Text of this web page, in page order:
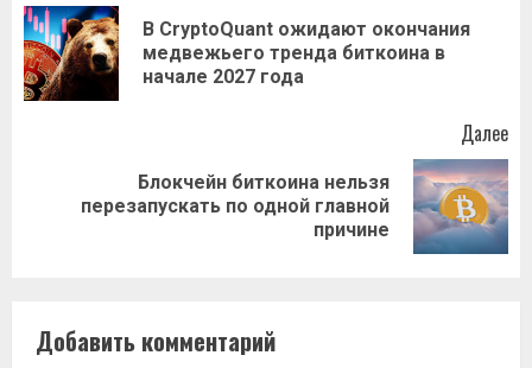
записи
В CryptoQuant ожидают окончания
медвежьего тренда биткоина в
начале 2027 года
Далее
Следующая
Блокчейн биткоина нельзя
перезапускать по одной главной
причине
Добавить комментарий